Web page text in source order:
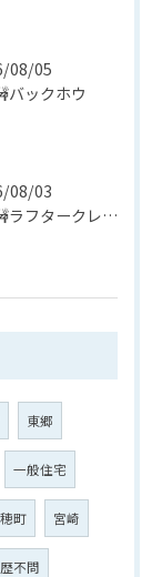
08/05
バックホウ
08/03
Vol.１🚧ラフタークレーン
東郷
一般住宅
町 宮崎
不問